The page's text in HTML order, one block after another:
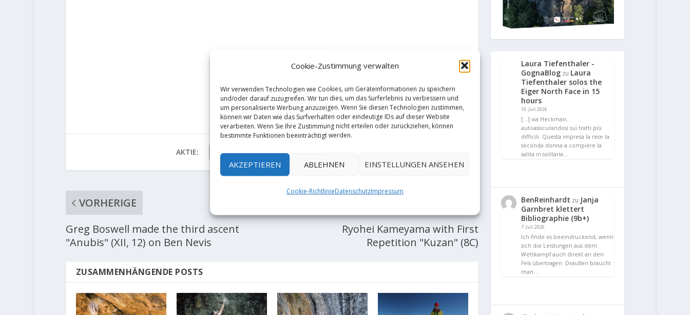
Cookie-Zustimmung verwalten
Wir verwenden Technologien wie Cookies, um Geräteinformationen zu speichern
und/oder darauf zuzugreifen. Wir tun dies, um das Surferlebnis zu verbessern und
um personalisierte Werbung anzuzeigen. Wenn Sie diesen Technologien zustimmen,
können wir Daten wie das Surfverhalten oder eindeutige IDs auf dieser Website
verarbeiten. Wenn Sie Ihre Zustimmung nicht erteilen oder zurückziehen, können
bestimmte Funktionen beeinträchtigt werden.
AKZEPTIEREN ABLEHNEN EINSTELLUNGEN ANSEHEN
Cookie-RichtlinieDatenschutzImpressum
AKTIE: RATE:
VORHERIGE
Greg Boswell made the third ascent
"Anubis" (XII, 12) on Ben Nevis
Ryohei Kameyama with First
Repetition "Kuzan" (8C)
ZUSAMMENHÄNGENDE POSTS
Laura Tiefenthaler -
GognaBlog zu Laura
Tiefenthaler solos the
Eiger North Face in 15
hours
10. Juli 2026
[…] via Heckmair,
autoassicurandosi sui tratti più
difficili. Questa impresa la rese la
seconda donna a compiere la
salita in solitaria…
BenReinhardt zu Janja
Garnbret klettert
Bibliographie (9b+)
7. Juli 2026
Ich finde es beeindruckend, wenn
sich die Leistungen aus dem
Wettkampf auch direkt an den
Fels übertragen. Draußen braucht
man…